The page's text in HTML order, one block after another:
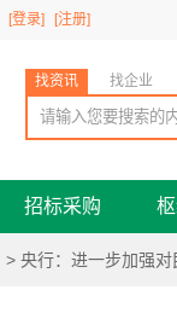
[登录] [注册]
找资讯 找企业
招标采购
> 央行：进一步加强